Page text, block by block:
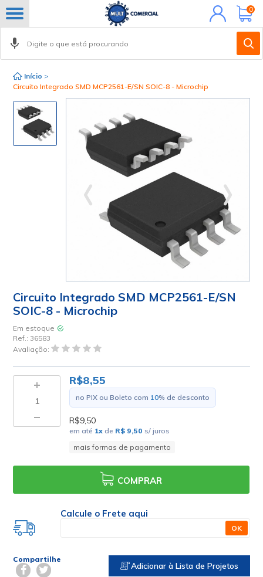
Minha
conta
0
Início >
Circuito Integrado SMD MCP2561-E/SN SOIC-8 - Microchip
Circuito Integrado SMD MCP2561-E/SN
SOIC-8 - Microchip
Em estoque
Ref.:36583
Avaliação:
R$8,55
no PIX ou Boleto com 10% de desconto
R$9,50
em até 1x de R$ 9,50 s/ juros
mais formas de pagamento
COMPRAR
Calcule o Frete aqui
OK
Compartilhe
Adicionar à Lista de Projetos